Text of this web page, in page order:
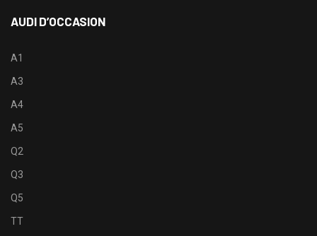
AUDI D’OCCASION
A1
A3
A4
A5
Q2
Q3
Q5
TT